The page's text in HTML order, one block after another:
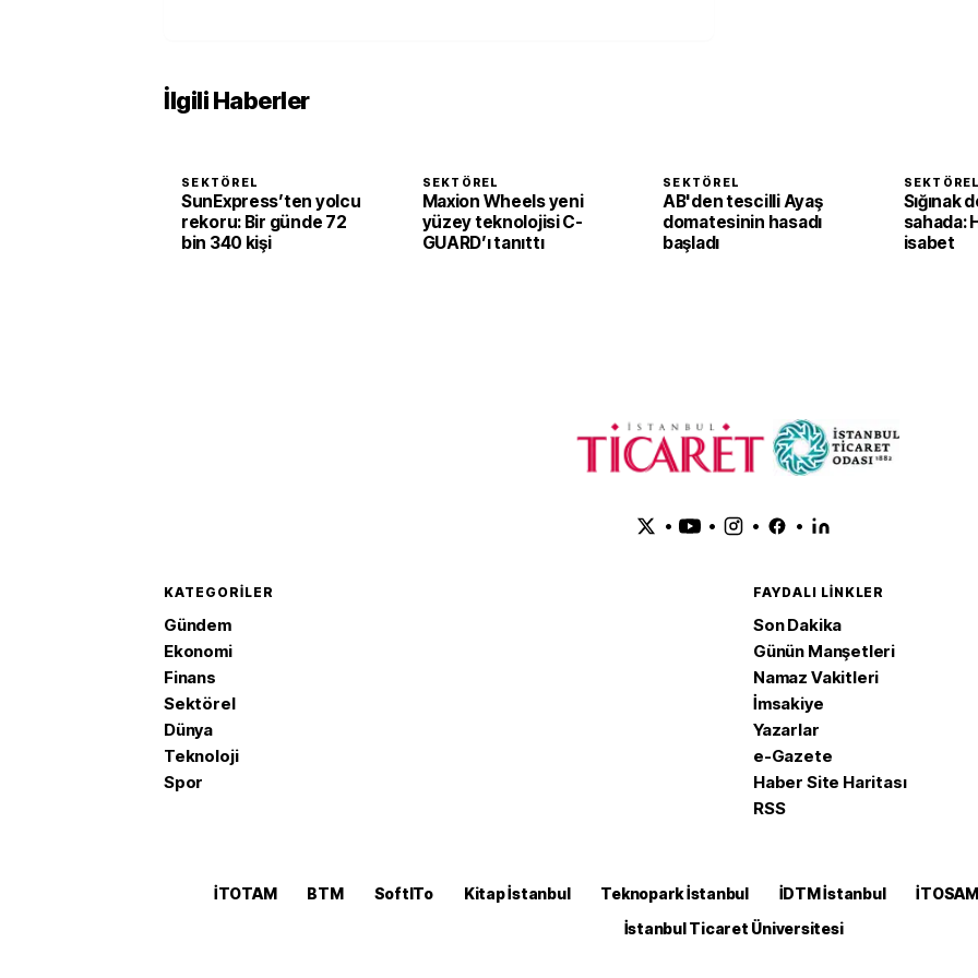
İlgili Haberler
SEKTÖREL
SunExpress’ten yolcu
rekoru: Bir günde 72
bin 340 kişi
SEKTÖREL
Maxion Wheels yeni
yüzey teknolojisi C-
GUARD’ı tanıttı
SEKTÖREL
AB'den tescilli Ayaş
domatesinin hasadı
başladı
SEKTÖREL
Sığınak
sahada:
isabet
• • • •
KATEGORILER
Gündem
Ekonomi
Finans
Sektörel
Dünya
Teknoloji
Spor
FAYDALI LINKLER
Son Dakika
Günün Manşetleri
Namaz Vakitleri
İmsakiye
Yazarlar
e-Gazete
Haber Site Haritası
RSS
İTOTAM BTM SoftITo Kitap İstanbul Teknopark İstanbul İDTM İstanbul İTOSAM
İstanbul Ticaret Üniversitesi